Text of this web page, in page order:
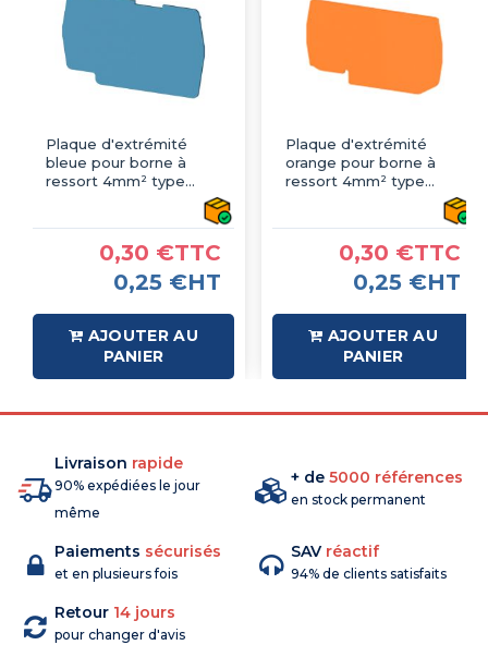
Plaque d'extrémité
bleue pour borne à
ressort 4mm² type
0,30 €TTC
0,25 €HT
AJOUTER AU
PANIER
Plaque d'extrémité
orange pour borne à
ressort 4mm² type
0,30 €TTC
0,25 €HT
AJOUTER AU
PANIER
Livraison rapide
90% expédiées le jour
même
+ de 5000 références
en stock permanent
Paiements sécurisés
et en plusieurs fois
SAV réactif
94% de clients satisfaits
Retour 14 jours
pour changer d'avis